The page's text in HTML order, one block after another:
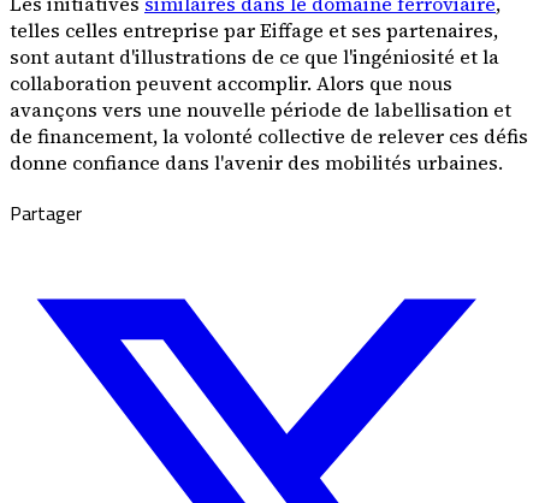
telles celles entreprise par Eiffage et ses partenaires,
sont autant d'illustrations de ce que l'ingéniosité et la
collaboration peuvent accomplir. Alors que nous
avançons vers une nouvelle période de labellisation et
de financement, la volonté collective de relever ces défis
donne confiance dans l'avenir des mobilités urbaines.
Partager